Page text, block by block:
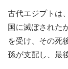
古代エジプトは
国に滅ぼされた
を受け、その死
孫が支配し、最